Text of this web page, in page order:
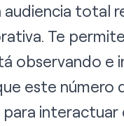
audiencia total
Te
observando e
este